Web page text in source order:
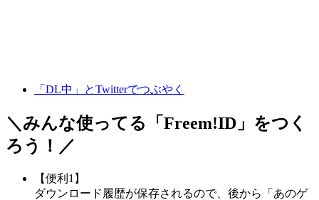
「DL中」とTwitterでつぶやく
＼みんな使ってる「 Freem!ID 」をつく
ろう！／
【便利1】
ダウンロード履歴が保存されるので、後から「あのゲ